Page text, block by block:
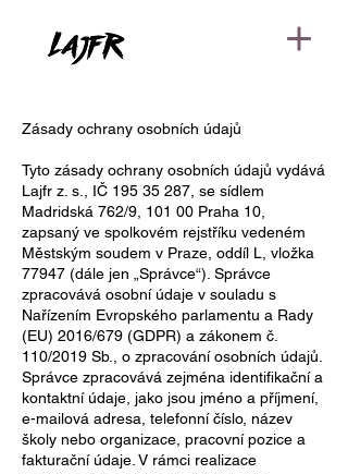
Zásady ochrany osobních údajů
Tyto zásady ochrany osobních údajů vydává
Lajfr z. s., IČ 195 35 287 , se sídlem
Madridská 762/9, 101 00 Praha 10,
zapsaný ve spolkovém rejstříku vedeném
Městským soudem v Praze, oddíl L, vložka
77947 (dále jen „Správce“). Správce
zpracovává osobní údaje v souladu s
Nařízením Evropského parlamentu a Rady
(EU) 2016/679 (GDPR) a zákonem č.
110/2019 Sb., o zpracování osobních údajů.
Správce zpracovává zejména identifikační a
kontaktní údaje, jako jsou jméno a příjmení,
e-mailová adresa, telefonní číslo, název
školy nebo organizace, pracovní pozice a
fakturační údaje. V rámci realizace